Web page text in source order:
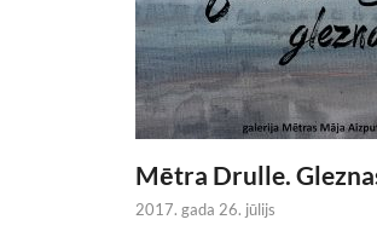
Mētra Drulle.
2017. gada 26. jūlijs